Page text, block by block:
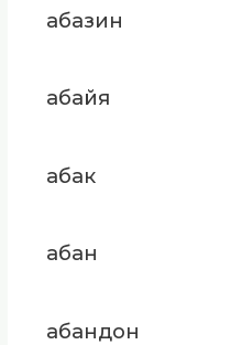
абазин
абайя
абак
абан
абандон